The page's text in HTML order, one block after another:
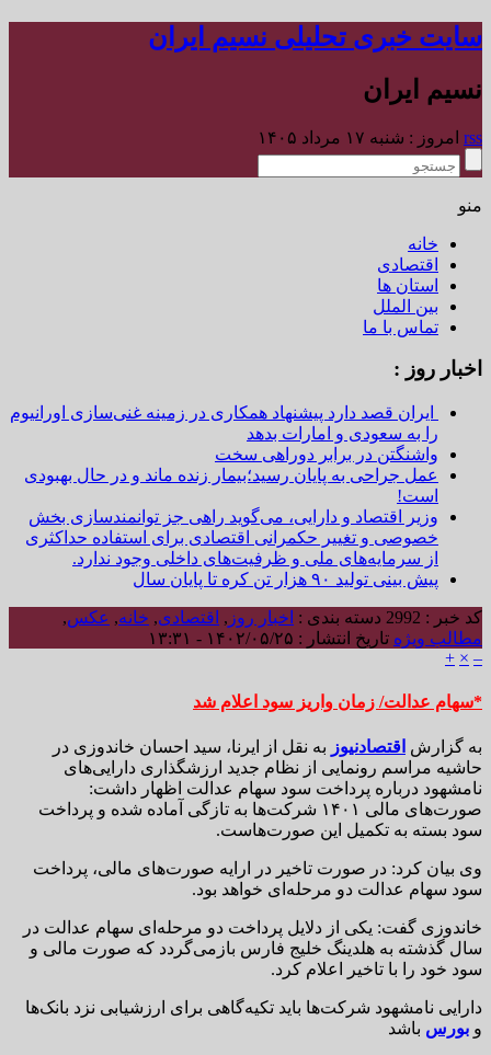
سایت خبری تحلیلی نسیم ایران
نسیم ایران
rss امروز : شنبه ۱۷ مرداد ۱۴۰۵
منو
خانه
اقتصادی
استان ها
بین الملل
تماس با ما
اخبار روز :
ایران قصد دارد پیشنهاد همکاری در زمینه غنی‌سازی اورانیوم
را به سعودی و امارات بدهد
واشنگتن در برابر دوراهی سخت
عمل جراحی به پایان رسید؛بیمار زنده ماند و در حال بهبودی
است!
وزیر اقتصاد و دارایی، می‌گوید راهی جز توانمندسازی بخش
خصوصی و تغییر حکمرانی اقتصادی برای استفاده حداکثری
از سرمایه‌های ملی و ظرفیت‌های داخلی وجود ندارد.
پیش بینی تولید ۹۰ هزار تن کره تا پایان سال
کد خبر : 2992 دسته بندی : اخبار روز , اقتصادی, خانه, عکس,
مطالب ویژه تاریخ انتشار : ۱۴۰۲/۰۵/۲۵ - ۱۳:۳۱
–
×
+
*سهام عدالت/ زمان واریز سود اعلام شد
به گزارش اقتصادنیوز به نقل از ایرنا، سید احسان خاندوزی در
حاشیه مراسم رونمایی از نظام جدید ارزشگذاری دارایی‌های
نامشهود درباره پرداخت سود سهام عدالت اظهار داشت:
صورت‌های مالی ۱۴۰۱ شرکت‌ها به تازگی آماده شده و پرداخت
سود بسته به تکمیل این صورت‌هاست.
وی بیان کرد: در صورت تاخیر در ارایه صورت‌های مالی، پرداخت
سود سهام عدالت دو مرحله‌ای خواهد بود.
خاندوزی گفت: یکی از دلایل پرداخت دو مرحله‌ای سهام عدالت در
سال گذشته به هلدینگ خلیج فارس بازمی‌گردد که صورت مالی و
سود خود را با تاخیر اعلام کرد.
دارایی نامشهود شرکت‌ها باید تکیه‌گاهی برای ارزشیابی نزد بانک‌ها
و بورس باشد